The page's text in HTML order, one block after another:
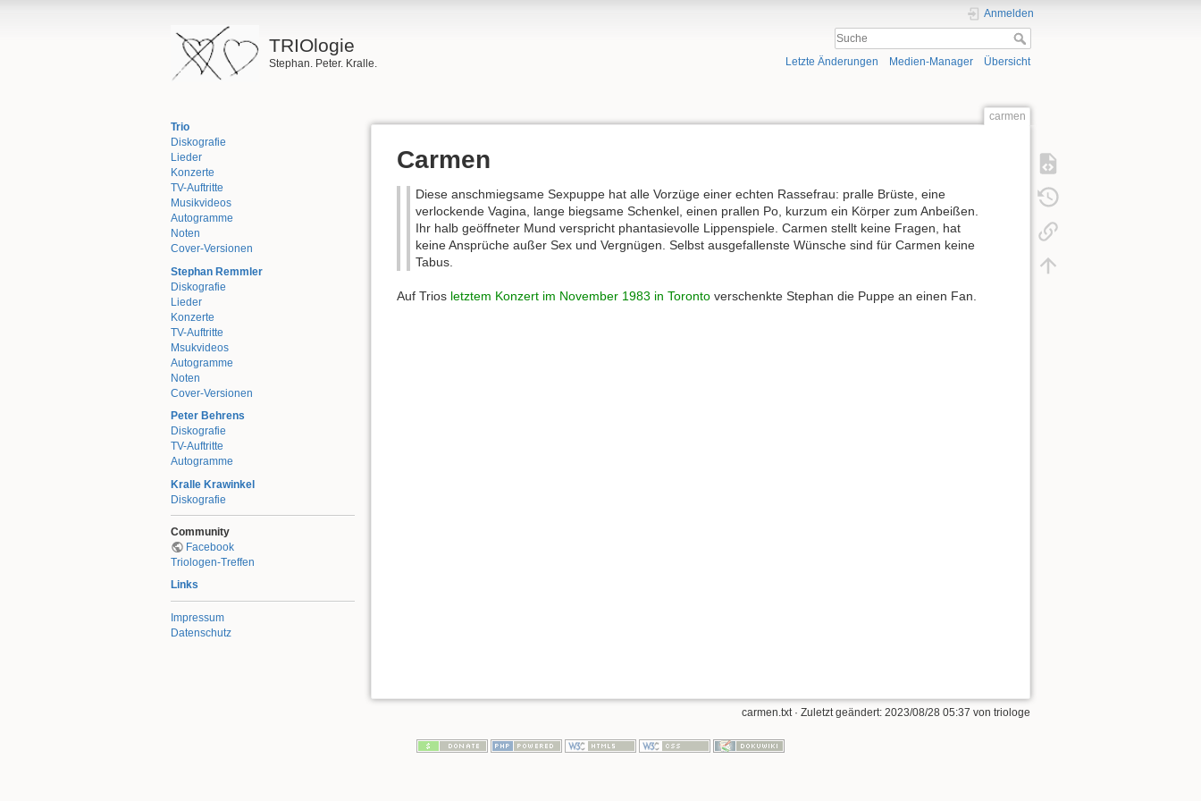
TRIOlogie
Stephan. Peter. Kralle.
Anmelden
Letzte Änderungen Medien-Manager Übersicht
Trio
Diskografie
Lieder
Konzerte
TV-Auftritte
Musikvideos
Autogramme
Noten
Cover-Versionen
Stephan Remmler
Diskografie
Lieder
Konzerte
TV-Auftritte
Msukvideos
Autogramme
Noten
Cover-Versionen
Peter Behrens
Diskografie
TV-Auftritte
Autogramme
Kralle Krawinkel
Diskografie
Community
Facebook
Triologen-Treffen
Links
Impressum
Datenschutz
carmen
Carmen
Diese anschmiegsame Sexpuppe hat alle Vorzüge einer echten Rassefrau: pralle Brüste, eine
verlockende Vagina, lange biegsame Schenkel, einen prallen Po, kurzum ein Körper zum Anbeißen.
Ihr halb geöffneter Mund verspricht phantasievolle Lippenspiele. Carmen stellt keine Fragen, hat
keine Ansprüche außer Sex und Vergnügen. Selbst ausgefallenste Wünsche sind für Carmen keine
Tabus.
Auf Trios letztem Konzert im November 1983 in Toronto verschenkte Stephan die Puppe an einen Fan.
carmen.txt· Zuletzt geändert: 2023/08/28 05:37 von triologe